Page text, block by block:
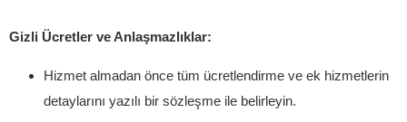
Gizli Ücretler ve Anlaşmazlıklar:
Hizmet almadan önce tüm ücretlendirme ve ek hizmetlerin
detaylarını yazılı bir sözleşme ile belirleyin.